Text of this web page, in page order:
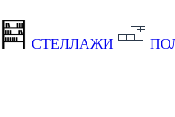
СТЕЛЛАЖИ